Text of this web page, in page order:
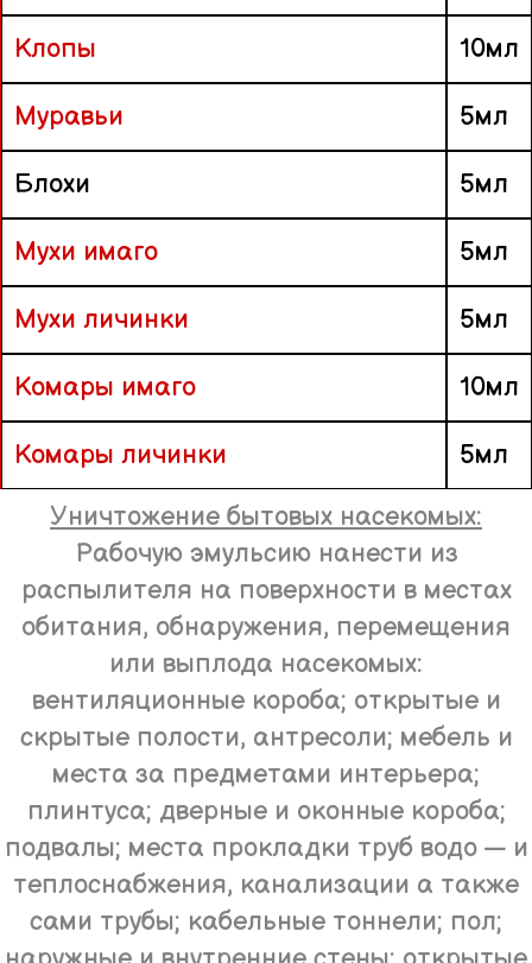
Клопы 10мл
Муравьи 5мл
Блохи 5мл
Мухи имаго 5мл
Мухи личинки 5мл
Комары имаго 10мл
Комары личинки
5мл
Уничтожение бытовых насекомых:
Рабочую эмульсию нанести из
распылителя на поверхности в местах
обитания, обнаружения, перемещения
или выплода насекомых:
вентиляционные короба; открытые и
скрытые полости, антресоли; мебель и
места за предметами интерьера;
плинтуса; дверные и оконные короба;
подвалы; места прокладки труб водо — и
теплоснабжения, канализации а также
сами трубы; кабельные тоннели; пол;